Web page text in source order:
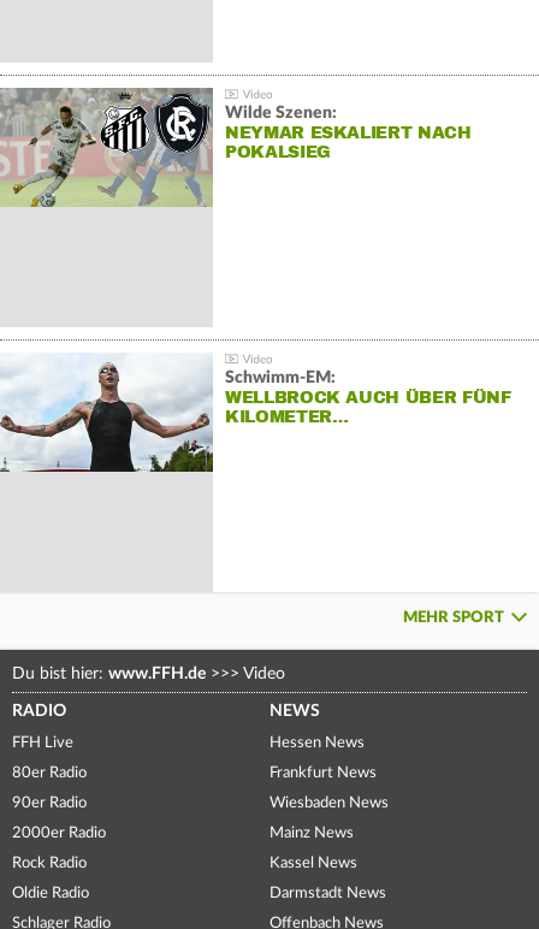
Wilde Szenen:
NEYMAR ESKALIERT NACH
POKALSIEG
Schwimm-EM:
WELLBROCK AUCH ÜBER FÜNF
KILOMETER…
MEHR SPORT
Du bist hier: www.FFH.de >>> Video
RADIO
FFH Live
80er Radio
90er Radio
2000er Radio
Rock Radio
Oldie Radio
Schlager Radio
NEWS
Hessen News
Frankfurt News
Wiesbaden News
Mainz News
Kassel News
Darmstadt News
Offenbach News